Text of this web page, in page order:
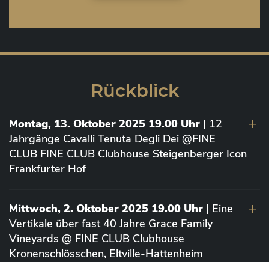
Rückblick
Montag, 13. Oktober 2025 19.00 Uhr | 12
Jahrgänge Cavalli Tenuta Degli Dei @FINE
CLUB FINE CLUB Clubhouse Steigenberger Icon
Frankfurter Hof
Mittwoch, 2. Oktober 2025 19.00 Uhr | Eine
Vertikale über fast 40 Jahre Grace Family
Vineyards @ FINE CLUB Clubhouse
Kronenschlösschen, Eltville-Hattenheim